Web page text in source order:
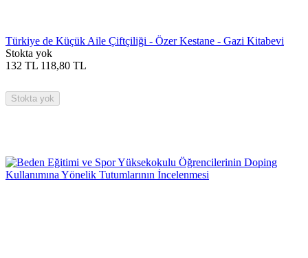
Türkiye de Küçük Aile Çiftçiliği - Özer Kestane - Gazi Kitabevi
Stokta yok
132 TL 118,80 TL
Stokta yok